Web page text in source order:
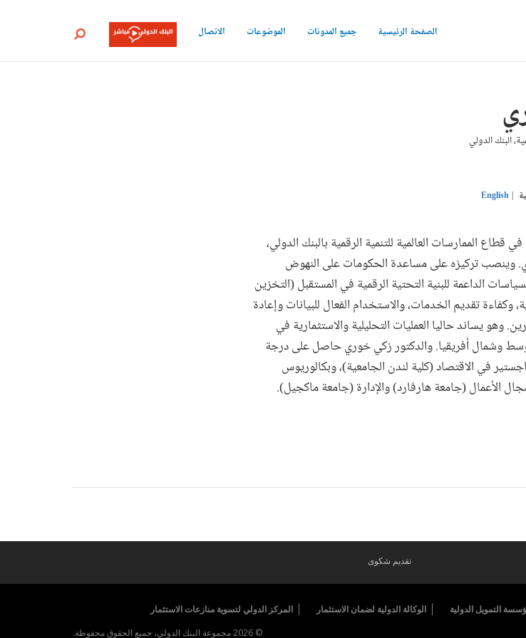
الصفحة الرئيسية جميع المدونات الموضوعات الاتصال بحث
البنك الدولي
English
الممارسات العالمية للتنمية الرقمية بالبنك الدولي،
وينصب تركيزه على مساعدة الحكومات على النهوض
الداعمة للبنية التحتية الرقمية في المستقبل (التخزين
وكفاءة تقديم الخدمات، والاستخدام الفعال للبيانات وإعادة
وهو يساند حاليا العمليات التحليلية والاستثمارية في
وشمال أفريقيا. والدكتور زكي خوري حاصل على درجة
في الاقتصاد (كلية لندن الجامعية)، وبكالوريوس
تقديم شكوى
التمويل الدولية الوكالة الدولية لضمان الاستثمار
المركز الدولي لتسوية منازعات الاستثمار
© 2026 مجموعة البنك الدولي، جميع الحقوق محفوظة.